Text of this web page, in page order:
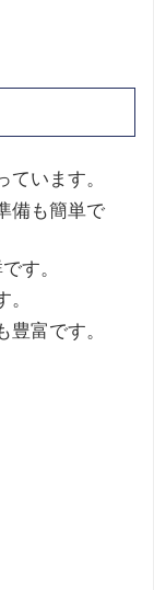
ています。
備も簡単で
す。
富です。